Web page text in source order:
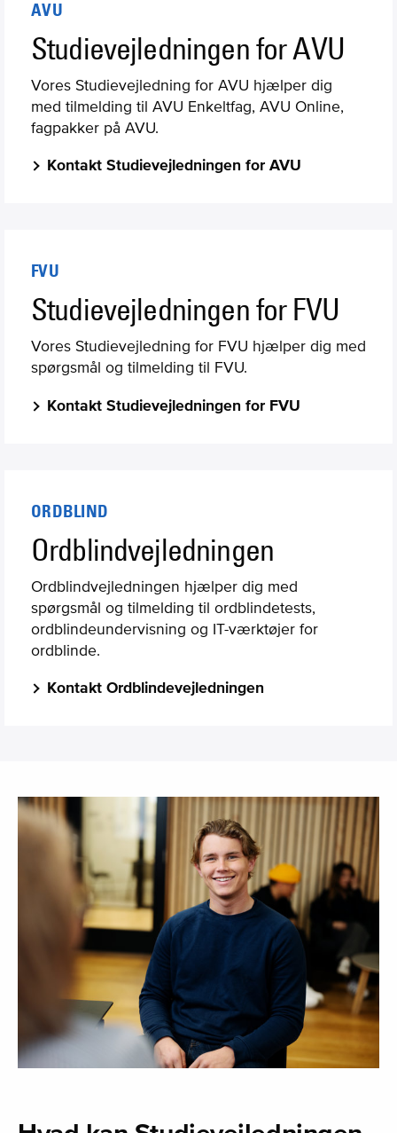
AVU
Studievejledningen for AVU
Vores Studievejledning for AVU hjælper dig
med tilmelding til AVU Enkeltfag, AVU Online,
fagpakker på AVU.
Kontakt Studievejledningen for AVU
FVU
Studievejledningen for FVU
Vores Studievejledning for FVU hjælper dig med
spørgsmål og tilmelding til FVU.
Kontakt Studievejledningen for FVU
ORDBLIND
Ordblindvejledningen
Ordblindvejledningen hjælper dig med
spørgsmål og tilmelding til ordblindetests,
ordblindeundervisning og IT-værktøjer for
ordblinde.
Kontakt Ordblindevejledningen